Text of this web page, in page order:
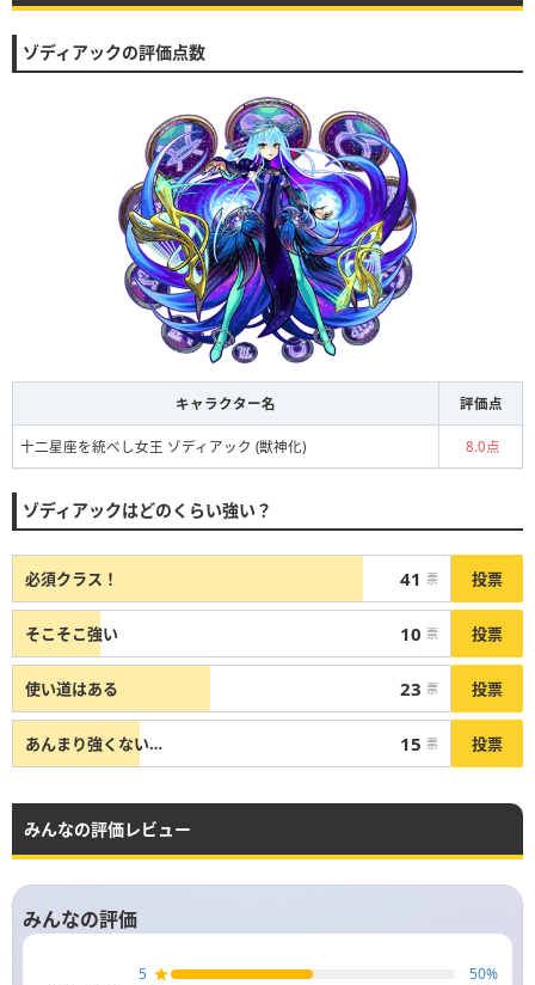
ゾディアックの評価点数
キャラクター名 評価点
十二星座を統べし女王 ゾディアック (獣神化) 8.0点
ゾディアックはどのくらい強い？
必須クラス！ 41 票 投票
そこそこ強い 10 票 投票
使い道はある 23 票 投票
あんまり強くない… 15 票 投票
みんなの評価レビュー
みんなの評価
5 50%